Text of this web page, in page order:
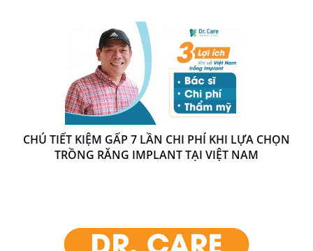
CHÚ TIẾT KIỆM GẤP 7 LẦN CHI PHÍ KHI LỰA CHỌN
TRỒNG RĂNG IMPLANT TẠI VIỆT NAM